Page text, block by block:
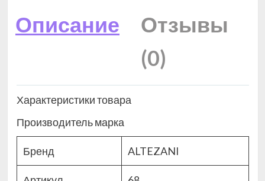
Описание
Отзывы
(0)
Характеристики товара
Производитель марка
Бренд ALTEZANI